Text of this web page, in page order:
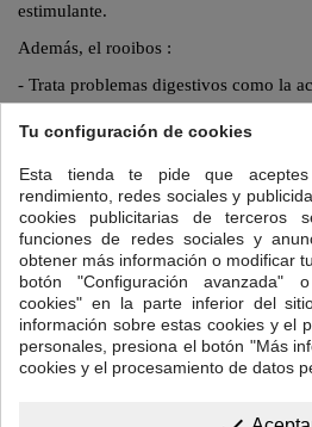
estimulante.
Además, el rooibos :
- Trata problemas digestivos como la
gastritis o el estreñimiento.
-Antihistamínico natural, mejora los
urticaria.
- Su alto contenido en minerales
hierro) lo convierten en un magnífico
combatir el cansancio sin que afecte a
Para preparar tu taza de Rooibos :
Cantidad: Una cucharadita de postre
Temperatura del agua: 95ºC
Tu configuración de cookies
Esta tienda te pide que
rendimiento, redes sociales y
cookies publicitarias de terceros
funciones de redes sociales y
obtener más información o modificar
botón "Configuración avanzada"
cookies" en la parte inferior del
información sobre estas cookies y el
personales, presiona el botón "Más
cookies y el procesamiento de datos